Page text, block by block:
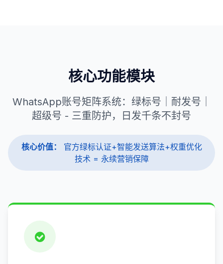
核心功能模块
WhatsApp账号矩阵系统：绿标号｜耐发号｜
超级号 - 三重防护，日发千条不封号
核心价值：
官方绿标认证+智能发送算法+权重优化
技术 = 永续营销保障